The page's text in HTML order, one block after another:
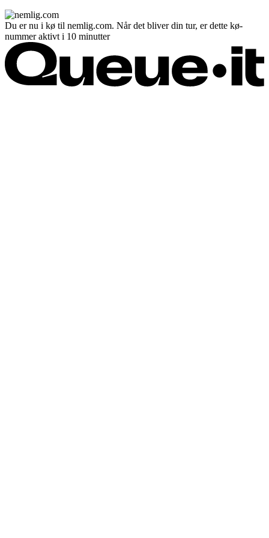
Du er nu i kø til nemlig.com. Når det bliver din tur, er dette kø-
nummer aktivt i 10 minutter